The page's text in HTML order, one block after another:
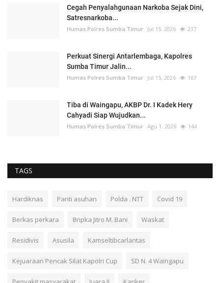
Cegah Penyalahgunaan Narkoba Sejak Dini,
Satresnarkoba...
Humas Polres Sumba Timur Jul 15, 2026 217
Perkuat Sinergi Antarlembaga, Kapolres
Sumba Timur Jalin...
Humas Polres Sumba Timur Jul 15, 2026 167
Tiba di Waingapu, AKBP Dr. I Kadek Hery
Cahyadi Siap Wujudkan...
Humas Polres Sumba Timur Agu 1, 2026 144
TAGS
Hardiknas Panti asuhan Polda . NTT Covid 19
Berkas perkara Bripka Jitro M. Bani Waskat
Residivis Asusila Kamseltibcarlantas
Kejuaraan Pencak Silat Kapolri Cup SD N. 4 Waingapu